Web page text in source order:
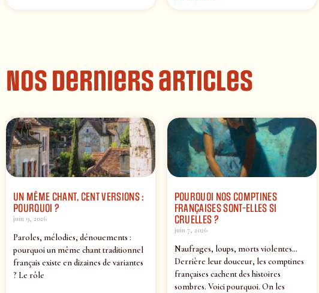
Nos derniers articles
UN MÊME CHANT, CENT VERSIONS :
POURQUOI ?
juin 9, 2026
Paroles, mélodies, dénouements :
pourquoi un même chant traditionnel
français existe en dizaines de variantes
? Le rôle
POURQUOI NOS COMPTINES
FRANÇAISES SONT-ELLES SI
CRUELLES ?
juin 7, 2026
Naufrages, loups, morts violentes…
Derrière leur douceur, les comptines
françaises cachent des histoires
sombres. Voici pourquoi. On les